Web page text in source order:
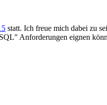
statt. Ich freue mich dabei zu
Anforderungen eignen